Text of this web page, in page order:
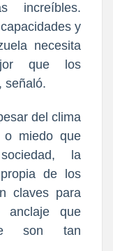
increíbles.
y
necesita
que los
señaló.
del clima
o miedo que
la
de los
claves para
anclaje que
son tan